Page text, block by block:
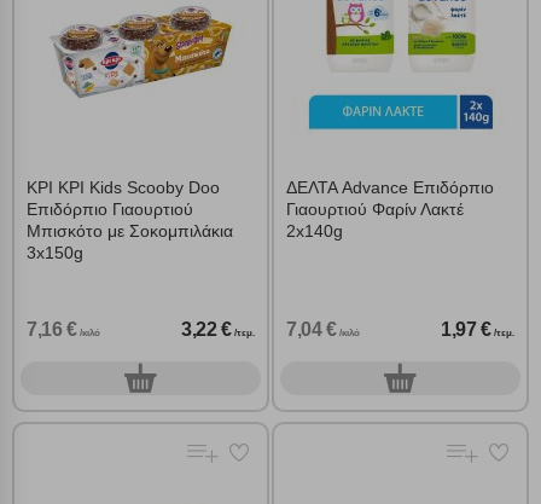
ΚΡΙ ΚΡΙ Kids Scooby Doo
Επιδόρπιο Γιαουρτιού
Μπισκότο με Σοκομπιλάκια
3x150g
7,16 € /κιλό 3,22 € /τεμ.
0τεμ.
ΔΕΛΤΑ Advance Επιδόρπιο
Γιαουρτιού Φαρίν Λακτέ
2x140g
7,04 € /κιλό 1,97 € /τεμ.
0τεμ.